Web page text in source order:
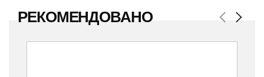
РЕКОМЕНДОВАНО Previous
Next